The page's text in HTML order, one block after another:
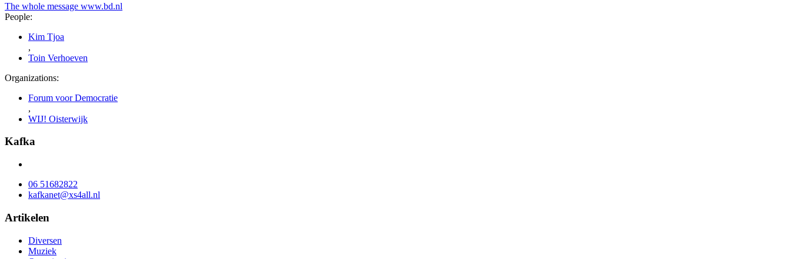
The whole message www.bd.nl
People:
Kim Tjoa
,
Toin Verhoeven
Organizations:
Forum voor Democratie
,
WIJ! Oisterwijk
Kafka
06 51682822
kafkanet@xs4all.nl
Artikelen
Diversen
Muziek